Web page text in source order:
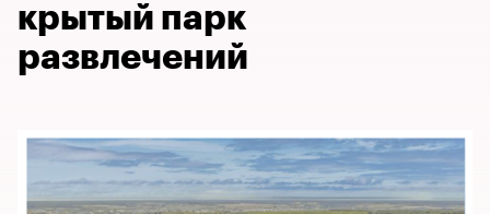
крытый парк
развлечений